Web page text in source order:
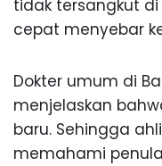
tidak tersangkut di
cepat menyebar
Dokter umum di
menjelaskan
baru. Sehingga
memahami